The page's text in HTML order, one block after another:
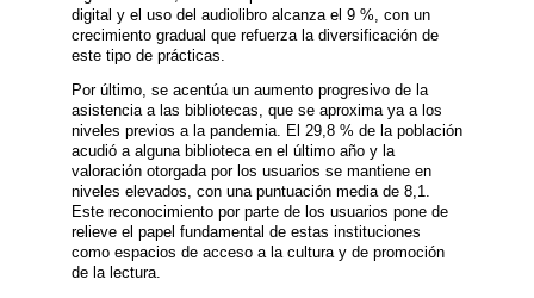
digital y el uso del audiolibro alcanza el 9 %, con un
crecimiento gradual que refuerza la diversificación de
este tipo de prácticas.
Por último, se acentúa un aumento progresivo de la
asistencia a las bibliotecas, que se aproxima ya a los
niveles previos a la pandemia. El 29,8 % de la población
acudió a alguna biblioteca en el último año y la
valoración otorgada por los usuarios se mantiene en
niveles elevados, con una puntuación media de 8,1.
Este reconocimiento por parte de los usuarios pone de
relieve el papel fundamental de estas instituciones
como espacios de acceso a la cultura y de promoción
de la lectura.